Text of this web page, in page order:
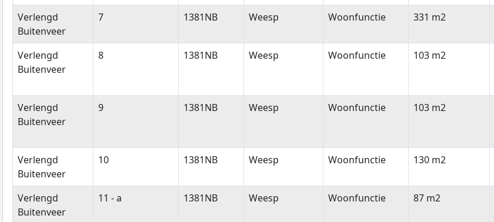
Verlengd
Buitenveer
7 1381NB Weesp Woonfunctie 331 m2
Verlengd
Buitenveer
8 1381NB Weesp Woonfunctie 103 m2
Verlengd
Buitenveer
9 1381NB Weesp Woonfunctie 103 m2
Verlengd
Buitenveer
10 1381NB Weesp Woonfunctie 130 m2
Verlengd
Buitenveer
11 - a 1381NB Weesp Woonfunctie 87 m2